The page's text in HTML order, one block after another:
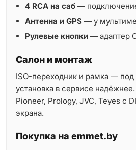
4 RCA на саб —
Антенна и GPS — у
Рулевые кнопки — адаптер
Салон и монтаж
ISO-переходник и рамка — под
установка в сервисе
Pioneer, Prology, JVC, Teyes с
экрана.
Покупка на emmet.by